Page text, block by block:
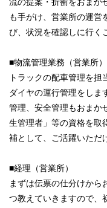
も手がけ、営業所の運営
び、状況を確認しに行く
■物流管理業務（営業所）
トラックの配車管理を
ダイヤの運行管理をしま
管理、安全管理もおまか
生管理者」等の資格を取
補として、ご活躍いただ
■経理（営業所）
まずは伝票の仕分けから
つ教えていきますので、